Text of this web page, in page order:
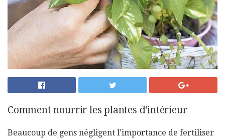
Comment nourrir les plantes d'intérieur
Beaucoup de gens négligent l'importance de fertiliser